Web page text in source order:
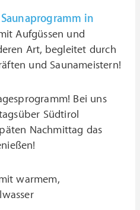
in
Aufgüssen und
Art, begleitet durch
und Saunameistern!
Bei uns
Südtirol
Nachmittag das
warmem,